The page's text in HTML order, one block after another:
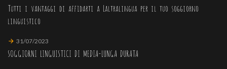
Tutti i vantaggi di affidarti a Laltralingua per il tuo soggiorno
linguistico
31/07/2023
SOGGIORNI LINGUISTICI DI MEDIA-LUNGA DURATA